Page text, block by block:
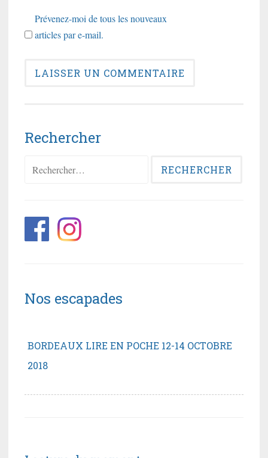
Prévenez-moi de tous les nouveaux
articles par e-mail.
Rechercher
Rechercher :
Nos escapades
BORDEAUX LIRE EN POCHE 12-14 OCTOBRE
2018